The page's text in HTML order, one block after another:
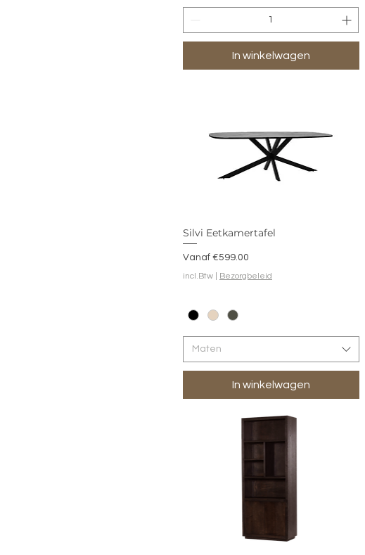
In winkelwagen
Silvi Eetkamertafel
Vanaf €599.00
Verkoopprijs
incl.Btw Bezorgbeleid
Maten
In winkelwagen